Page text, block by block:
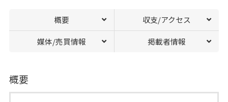
概要 収支/アクセス
媒体/売買情報 掲載者情報
概要